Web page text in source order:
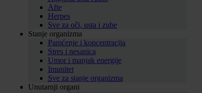
Afte
Herpes
Sve za oči, usta i zube
Stanje organizma
Pamćenje i koncentracija
Stres i nesanica
Umor i manjak energije
Imunitet
Sve za stanje organizma
Unutarnji organi